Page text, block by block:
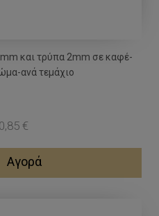
και τρύπα 2mm σε καφέ-
ανά τεμάχιο
0,85 €
Αγορά